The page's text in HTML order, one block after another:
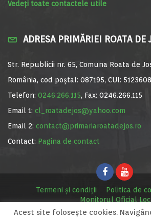
Vedeți toate contactele utile
ADRESA PRIMĂRIEI ROATA DE
Str. Republicii nr. 65, Comuna Roata de
România, cod poștal: 087195, CUI: 5123608
Telefon: 0246.266.115, Fax: 0246.266.115
Email 1: cl_roatadejos@yahoo.com
Email 2: contact@primariaroatadejos.ro
Contact: Pagina de contact
Termeni și condiții
Politica de
Monitorul Oficial
© Primăria Roata de Jos, 2020. Site
Acest site foloseşte cookies.